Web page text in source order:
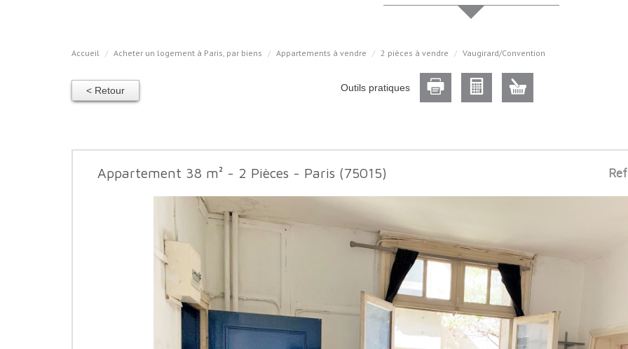
Accueil Acheter un logement à Paris, par biens Appartements à vendre 2 pièces à vendre Vaugirard/Convention
< Retour Outils pratiques
Appartement 38 m² - 2 Pièces - Paris (75015)